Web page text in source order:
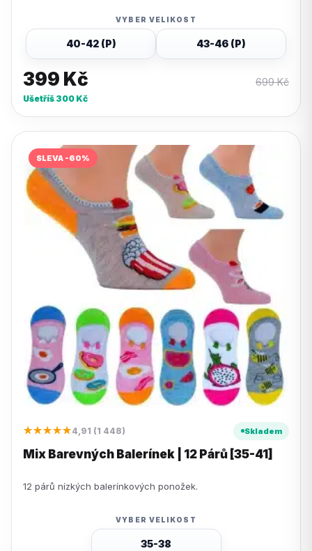
VYBER VELIKOST
40-42 (P) 43-46 (P)
399 Kč 699Kč
Ušetříš 300 Kč
SLEVA -60%
★★★★★4,91 (1 448) Skladem
Mix Barevných Balerínek | 12 Párů [35-41]
12 párů nízkých balerínkových ponožek.
VYBER VELIKOST
35-38